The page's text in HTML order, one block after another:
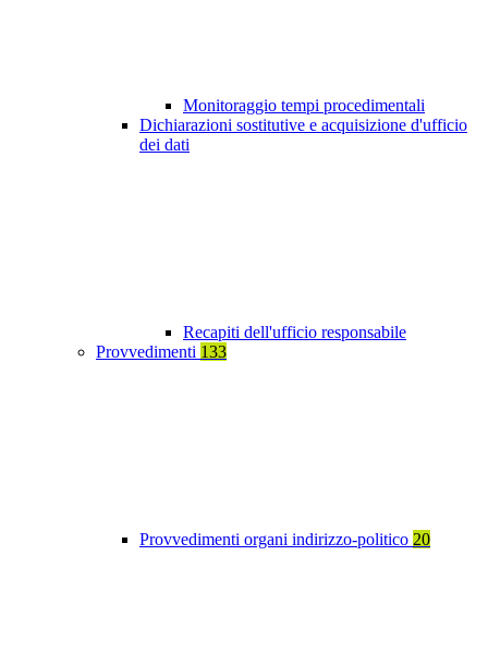
Monitoraggio tempi procedimentali
Dichiarazioni sostitutive e acquisizione d'ufficio
dei dati
Recapiti dell'ufficio responsabile
Provvedimenti 133
Provvedimenti organi indirizzo-politico 20